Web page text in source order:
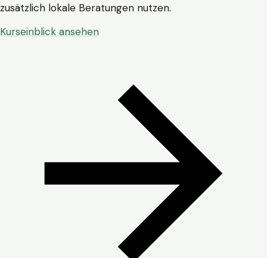
zusätzlich lokale Beratungen nutzen.
Kurseinblick ansehen